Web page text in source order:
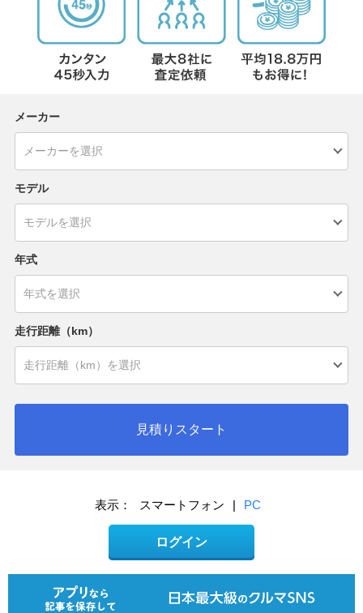
メーカー
モデル
年式
走行距離（km）
見積りスタート
表示： スマートフォン | PC
ログイン